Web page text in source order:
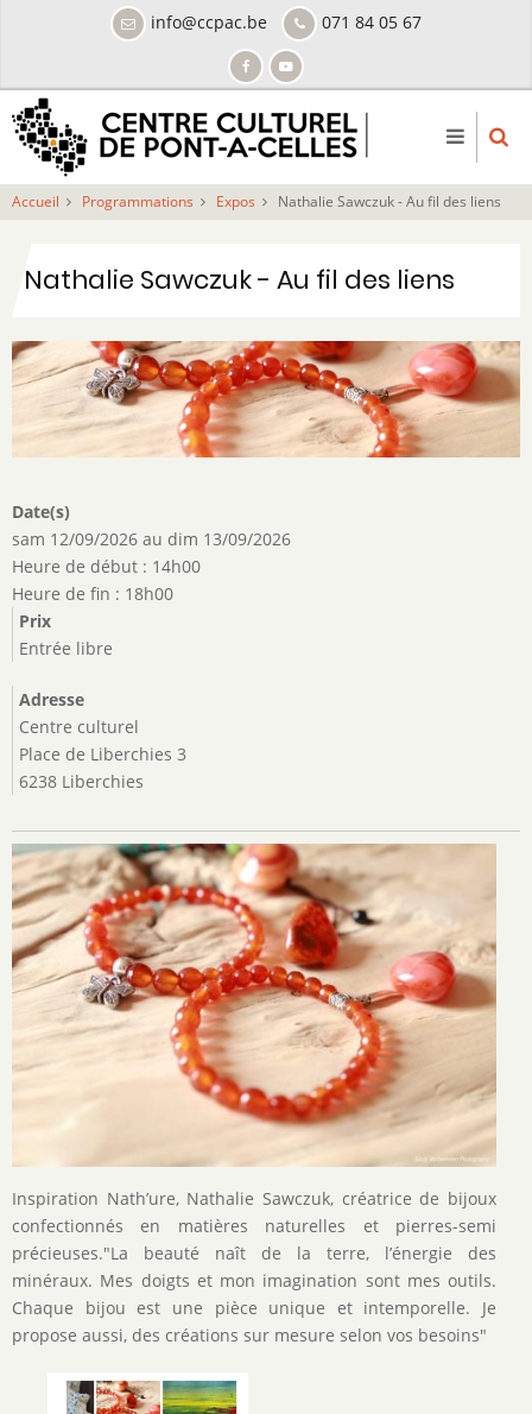
principal
info@ccpac.be 071 84 05 67
Accueil Programmations Expos Nathalie Sawczuk - Au fil des liens
Nathalie Sawczuk - Au fil des liens
Date(s)
sam 12/09/2026 au dim 13/09/2026
Heure de début : 14h00
Heure de fin : 18h00
Prix
Entrée libre
Adresse
Centre culturel
Place de Liberchies 3
6238 Liberchies
Image
Inspiration Nath’ure, Nathalie Sawczuk, créatrice de bijoux
confectionnés en matières naturelles et pierres-semi
précieuses."La beauté naît de la terre, l’énergie des
minéraux. Mes doigts et mon imagination sont mes outils.
Chaque bijou est une pièce unique et intemporelle. Je
propose aussi, des créations sur mesure selon vos besoins"